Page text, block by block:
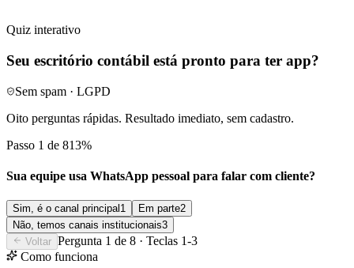
Quiz interativo
Seu escritório contábil está pronto para ter app?
Sem spam · LGPD
Oito perguntas rápidas. Resultado imediato, sem cadastro.
Passo 1 de 813%
Sua equipe usa WhatsApp pessoal para falar com cliente?
Sim, é o canal principal 1 Em parte2
Não, temos canais institucionais3
Voltar Pergunta 1 de 8 · Teclas 1-3
Como funciona